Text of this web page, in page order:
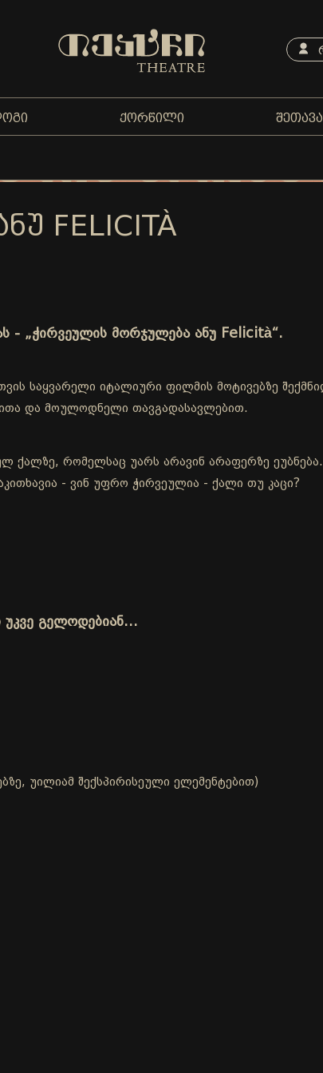
ᲥᲝᲠᲬᲘᲚᲘ
FELICITÀ
- „ჭირვეულის მორჯულება ანუ Felicità“.
საყვარელი იტალიური ფილმის მოტივებზე
და მოულოდნელი თავგადასავლებით.
ქალზე, რომელსაც უარს არავინ არაფერზე ეუბნება.
- ვინ უფრო ჭირვეულია - ქალი თუ კაცი?
გელოდებიან…
უილიამ შექსპირისეული ელემენტებით)